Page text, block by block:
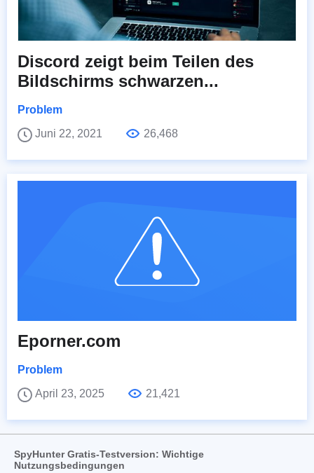
Discord zeigt beim Teilen des
Bildschirms schwarzen...
Problem
Juni 22, 2021
26,468
Eporner.com
Problem
April 23, 2025
21,421
SpyHunter Gratis-Testversion: Wichtige
Nutzungsbedingungen